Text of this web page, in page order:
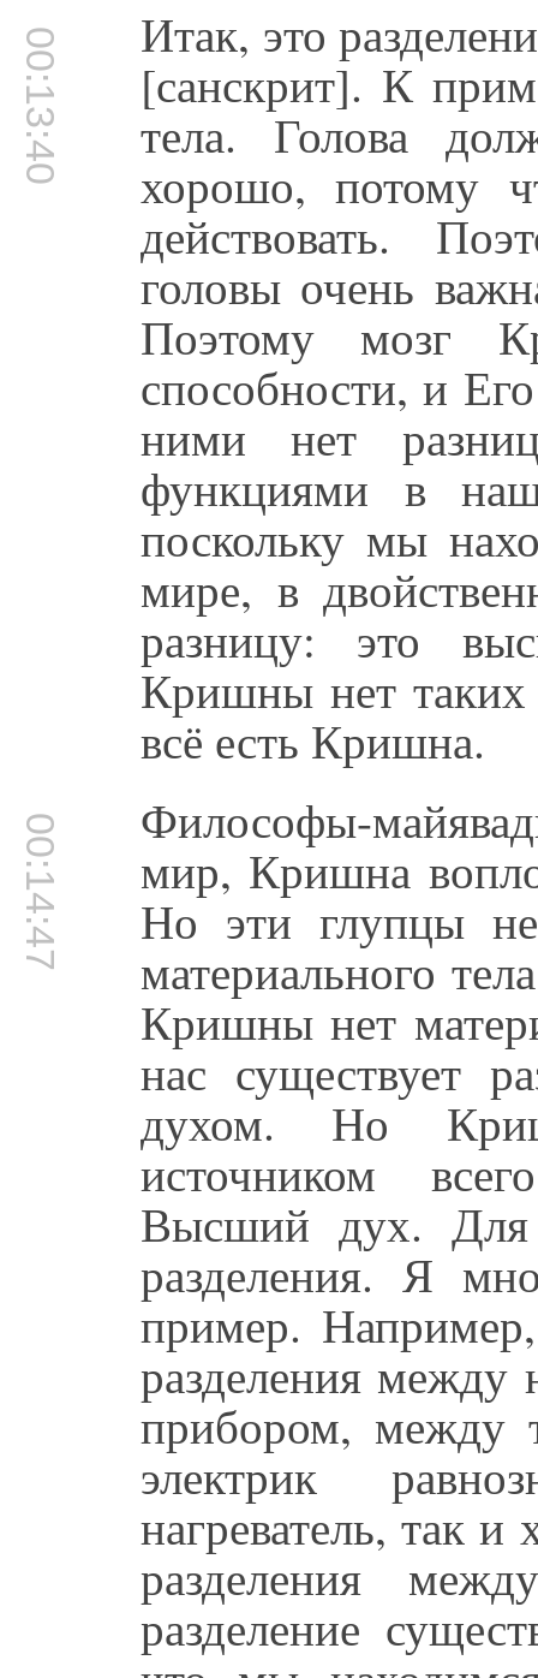
00:13:40 Итак, это
[санскрит]. К
тела. Голова
хорошо, потому
действовать.
головы очень
Поэтому мозг
способности, и
ними нет
функциями в
поскольку мы
мире, в
разницу: это
Кришны нет
всё есть Кришна.
00:14:47 Философы-
мир, Кришна
Но эти глупцы
материального
Кришны нет
нас существует
духом. Но
источником
Высший дух. Для
разделения. Я
пример.
разделения
прибором, между
электрик
нагреватель, так
разделения
разделение